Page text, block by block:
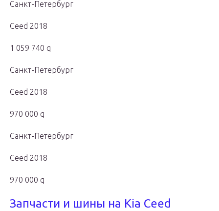
Санкт-Петербург
Ceed 2018
1 059 740 q
Санкт-Петербург
Ceed 2018
970 000 q
Санкт-Петербург
Ceed 2018
970 000 q
Запчасти и шины на Kia Ceed